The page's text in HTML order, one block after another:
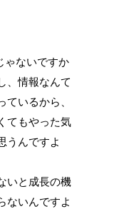
ゃないですか
、情報なんて
いるから、
てもやった気
うんですよ
いと成長の機
ないんですよ